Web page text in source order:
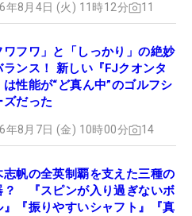
年8月4日 (火) 11時12分 11
ワフワ」と「しっかり」の絶妙
ランス！ 新しい『FJクオンタ
は性能が“ど真ん中”のゴルフシ
ズだった
年8月7日 (金) 10時00分 14
志帆の全英制覇を支えた三種の
？ 『スピンが入り過ぎないボ
』『振りやすいシャフト』『真